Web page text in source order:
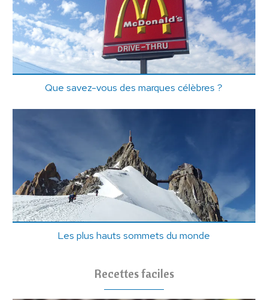
Que savez-vous des marques célèbres ?
Les plus hauts sommets du monde
Recettes faciles